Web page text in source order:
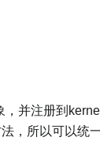
并注册到
，所以可以统一